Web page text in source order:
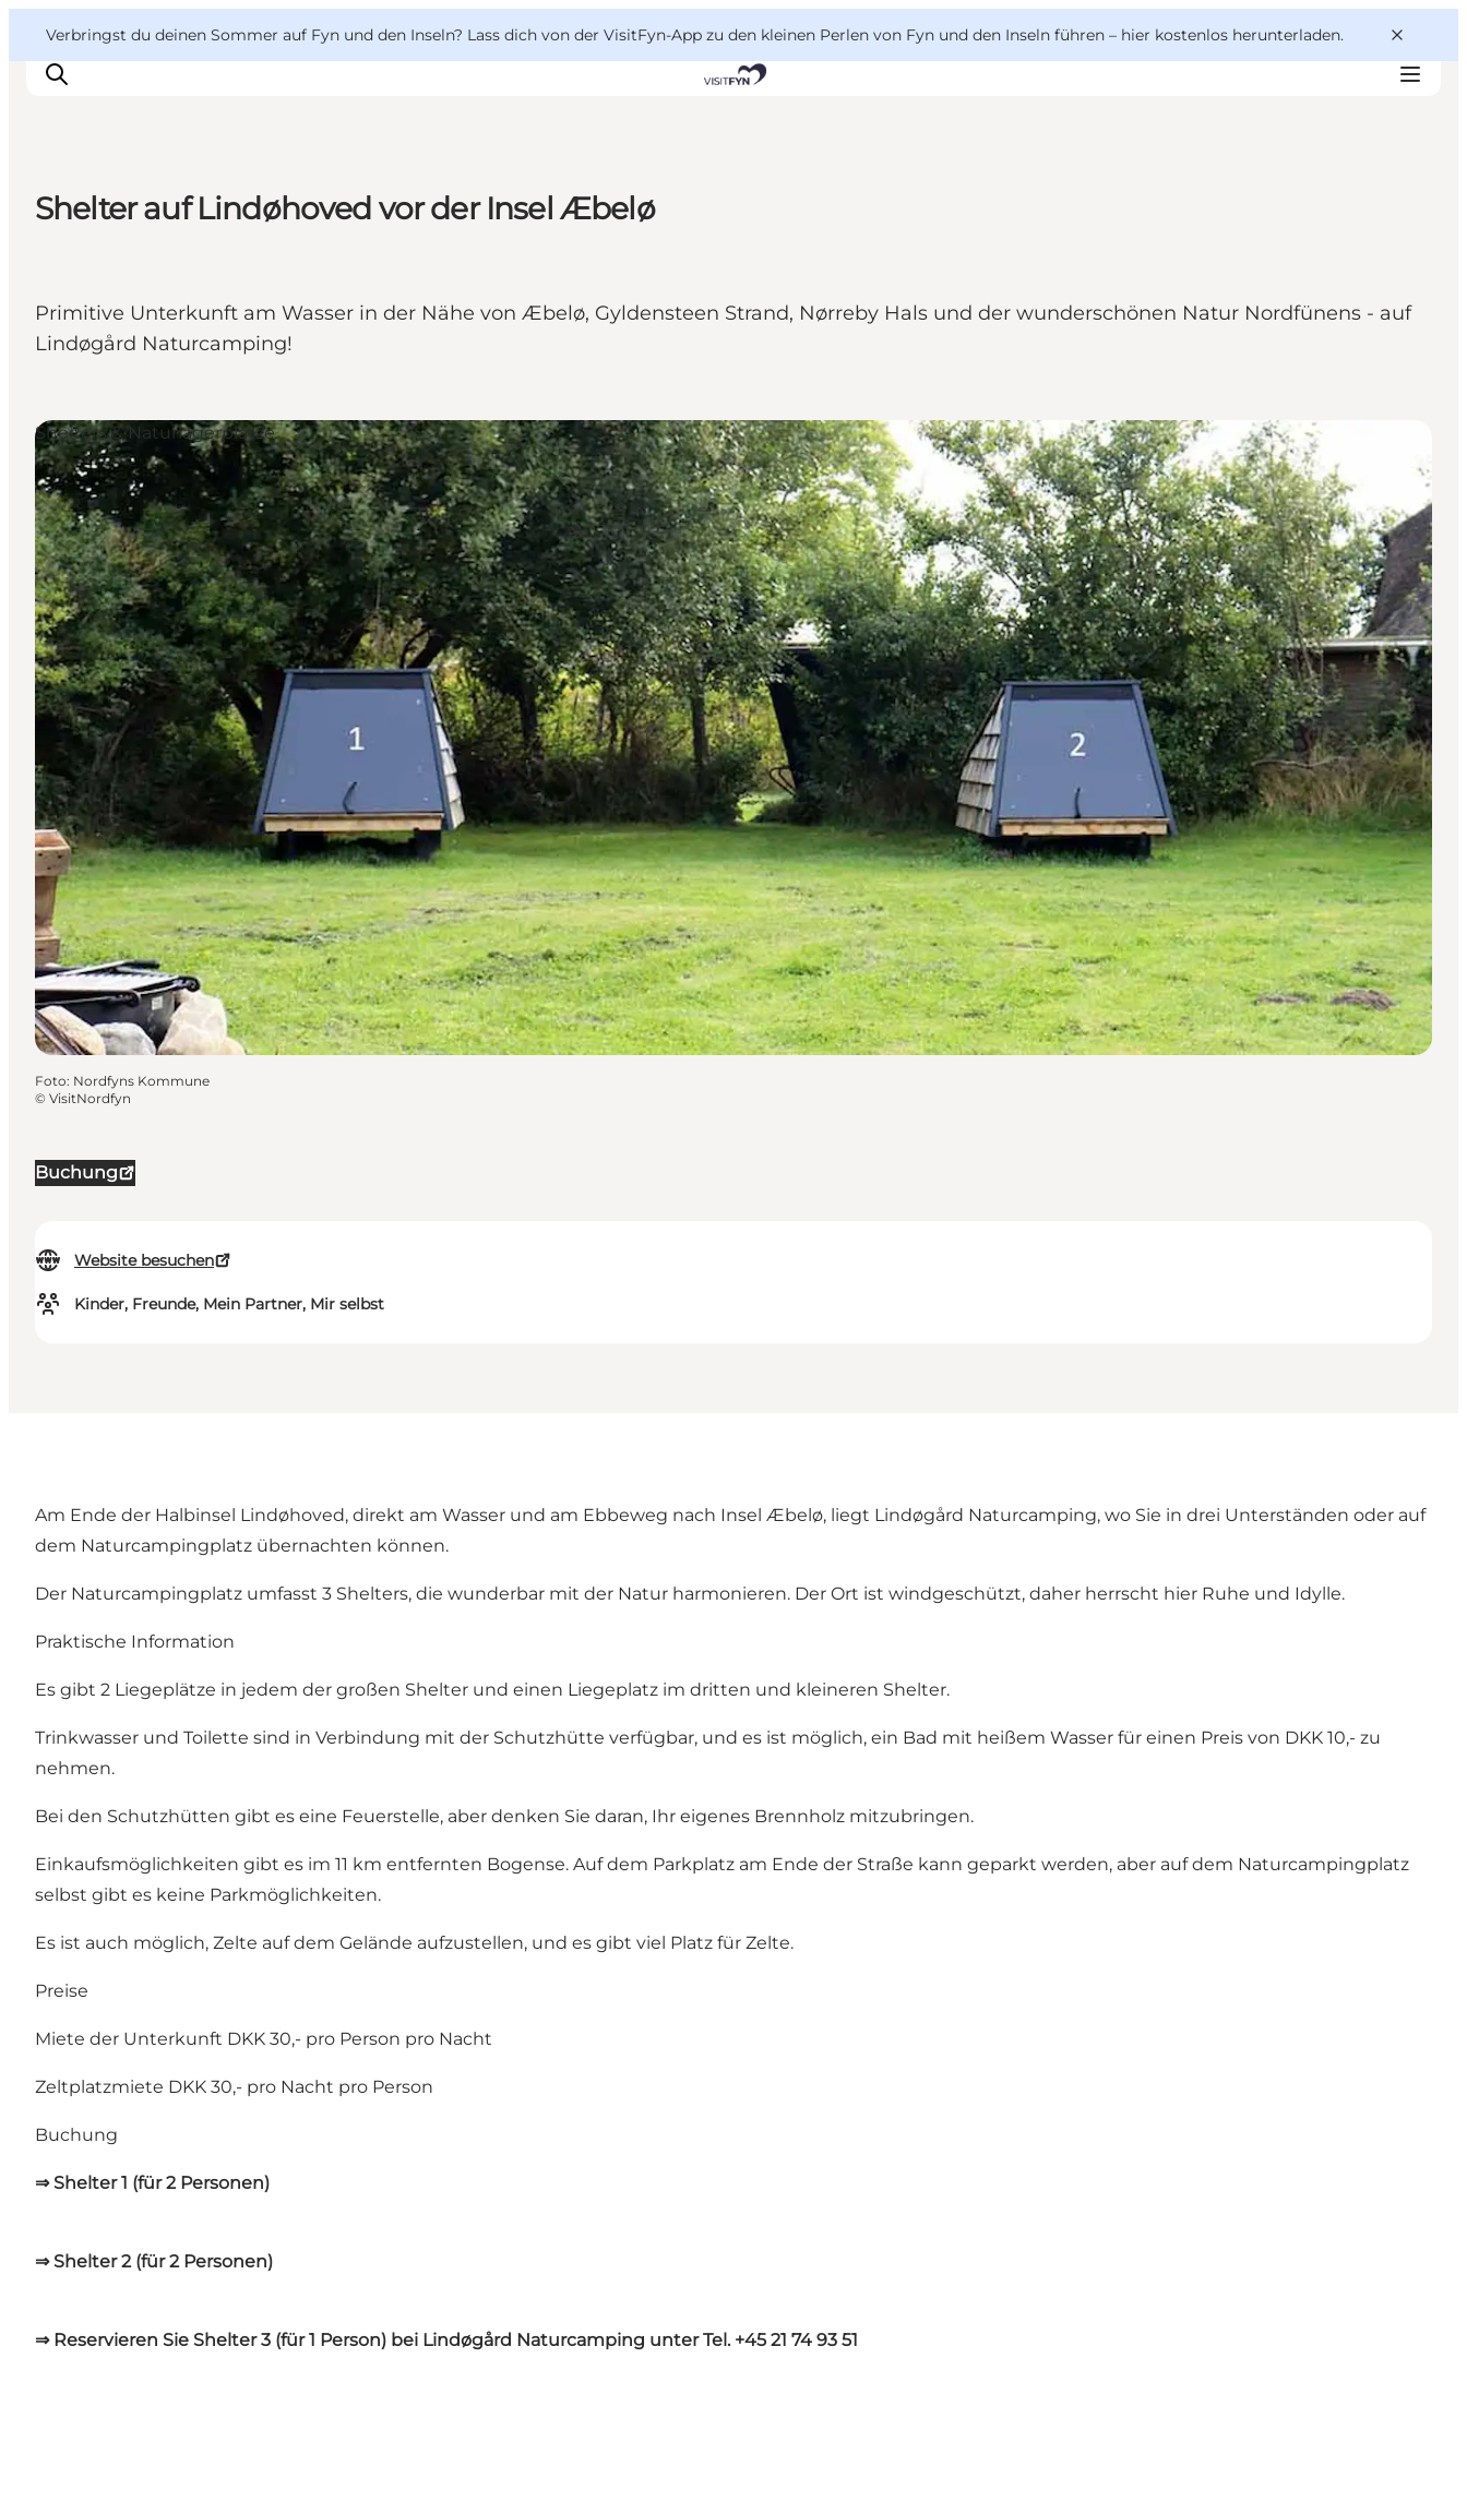
Verbringst du deinen Sommer auf Fyn und den Inseln? Lass dich von der VisitFyn-App zu den kleinen Perlen von Fyn und den Inseln führen – hier kostenlos herunterladen.
Essen & trinken
Übernachtung
VisitFyn
Deutsch
Shelter auf Lindøhoved vor der Insel Æbelø
Primitive Unterkunft am Wasser in der Nähe von Æbelø, Gyldensteen Strand, Nørreby Hals und der wunderschönen Natur Nordfünens - auf
Lindøgård Naturcamping!
Buchung
Website besuchen
Kinder, Freunde, Mein Partner, Mir selbst
Shelters & Naturlagerplätze
Foto: Nordfyns Kommune
© VisitNordfyn
Am Ende der Halbinsel Lindøhoved, direkt am Wasser und am Ebbeweg nach Insel Æbelø, liegt Lindøgård Naturcamping, wo Sie in drei Unterständen oder auf
dem Naturcampingplatz übernachten können.
Der Naturcampingplatz umfasst 3 Shelters, die wunderbar mit der Natur harmonieren. Der Ort ist windgeschützt, daher herrscht hier Ruhe und Idylle.
Praktische Information
Es gibt 2 Liegeplätze in jedem der großen Shelter und einen Liegeplatz im dritten und kleineren Shelter.
Trinkwasser und Toilette sind in Verbindung mit der Schutzhütte verfügbar, und es ist möglich, ein Bad mit heißem Wasser für einen Preis von DKK 10,- zu
nehmen.
Bei den Schutzhütten gibt es eine Feuerstelle, aber denken Sie daran, Ihr eigenes Brennholz mitzubringen.
Einkaufsmöglichkeiten gibt es im 11 km entfernten Bogense. Auf dem Parkplatz am Ende der Straße kann geparkt werden, aber auf dem Naturcampingplatz
selbst gibt es keine Parkmöglichkeiten.
Es ist auch möglich, Zelte auf dem Gelände aufzustellen, und es gibt viel Platz für Zelte.
Preise
Miete der Unterkunft DKK 30,- pro Person pro Nacht
Zeltplatzmiete DKK 30,- pro Nacht pro Person
Buchung
⇒ Shelter 1 (für 2 Personen)
⇒ Shelter 2 (für 2 Personen)
⇒ Reservieren Sie Shelter 3 (für 1 Person) bei Lindøgård Naturcamping unter Tel. +45 21 74 93 51